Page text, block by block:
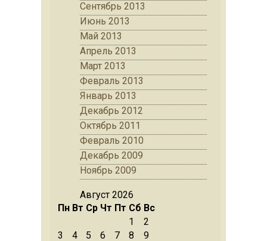
Сентябрь 2013
Июнь 2013
Май 2013
Апрель 2013
Март 2013
Февраль 2013
Январь 2013
Декабрь 2012
Октябрь 2011
Февраль 2010
Декабрь 2009
Ноябрь 2009
Август 2026
Пн Вт Ср Чт Пт Сб Вс
1
2
3
4 5 6 7 8 9